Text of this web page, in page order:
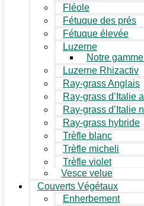
Fléole
Fétuque des prés
Fétuque élevée
Luzerne
Notre
Luzerne Rhizactiv
Ray-grass Anglais
Ray-grass d’Italie
Ray-grass d’Italie
Ray-grass hybride
Trèfle blanc
Trèfle micheli
Trèfle violet
Vesce velue
Couverts Végétaux
Enherbement